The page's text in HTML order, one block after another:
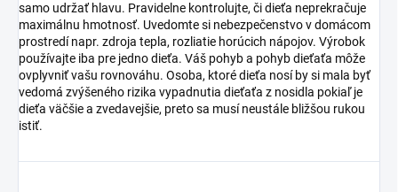
samo udržať hlavu. Pravidelne kontrolujte, či dieťa neprekračuje
maximálnu hmotnosť. Uvedomte si nebezpečenstvo v domácom
prostredí napr. zdroja tepla, rozliatie horúcich nápojov. Výrobok
používajte iba pre jedno dieťa. Váš pohyb a pohyb dieťaťa môže
ovplyvniť vašu rovnováhu. Osoba, ktoré dieťa nosí by si mala byť
vedomá zvýšeného rizika vypadnutia dieťaťa z nosidla pokiaľ je
dieťa väčšie a zvedavejšie, preto sa musí neustále bližšou rukou
istiť.